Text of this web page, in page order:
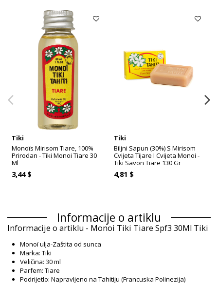
Tiki
Monoïs Mirisom Tiare, 100%
Prirodan - Tiki Monoi Tiare 30
Ml
3,44 $
Tiki
Biljni Sapun (30%) S Mirisom
Cvijeta Tijare I Cvijeta Monoi -
Tiki Savon Tiare 130 Gr
4,81 $
Informacije o artiklu
Informacije o artiklu - Monoi Tiki Tiare Spf3 30Ml Tiki
Monoï ulja-Zaštita od sunca
Marka: Tiki
Veličina: 30 ml
Parfem: Tiare
Podrijetlo: Napravljeno na Tahitiju (Francuska Polinezija)